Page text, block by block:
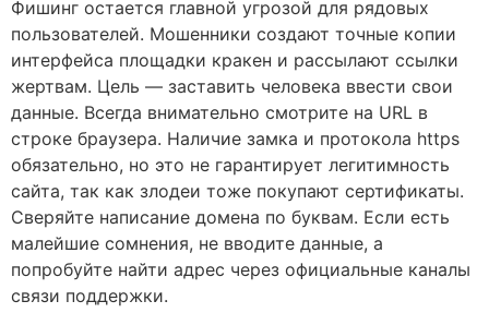
Фишинг остается главной угрозой для рядовых
пользователей. Мошенники создают точные копии
интерфейса площадки кракен и рассылают ссылки
жертвам. Цель — заставить человека ввести свои
данные. Всегда внимательно смотрите на URL в
строке браузера. Наличие замка и протокола https
обязательно, но это не гарантирует легитимность
сайта, так как злодеи тоже покупают сертификаты.
Сверяйте написание домена по буквам. Если есть
малейшие сомнения, не вводите данные, а
попробуйте найти адрес через официальные каналы
связи поддержки.